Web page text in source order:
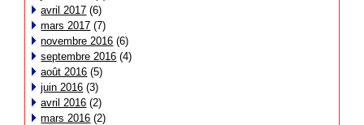
avril 2017 (6)
mars 2017 (7)
novembre 2016 (6)
septembre 2016 (4)
août 2016 (5)
juin 2016 (3)
avril 2016 (2)
mars 2016 (2)